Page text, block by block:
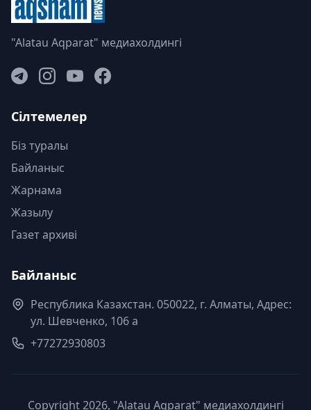
"Alatau Aqparat" медиахолдингі
Сілтемелер
Біз туралы
Байланыс
Жарнама
Жазылу
Газет архиві
Байланыс
Республика Казахстан. 050022, г. Алматы, Адрес:
ул. Шевченко, 106 а
+77272930803
Copyright 2026, "Alatau Aqparat" медиахолдингі